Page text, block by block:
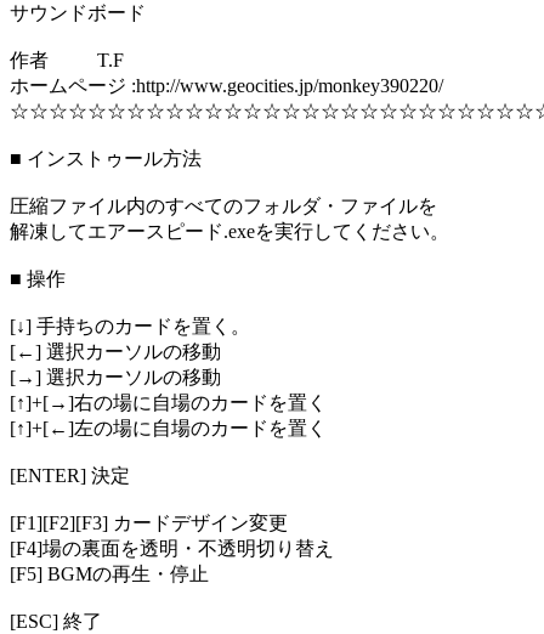
サウンドボード
作者 T.F
ホームページ :http://www.geocities.jp/monkey390220/
■ インストゥール方法
圧縮ファイル内のすべてのフォルダ・ファイルを
解凍してエアースピード.exeを実行してください。
■ 操作
[↓] 手持ちのカードを置く。
[←] 選択カーソルの移動
[→] 選択カーソルの移動
[↑]+[→]右の場に自場のカードを置く
[↑]+[←]左の場に自場のカードを置く
[ENTER] 決定
[F1][F2][F3] カードデザイン変更
[F4]場の裏面を透明・不透明切り替え
[F5] BGMの再生・停止
[ESC] 終了